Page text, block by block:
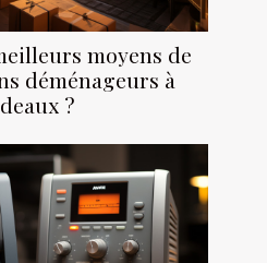
moyens de
déménageurs à
?